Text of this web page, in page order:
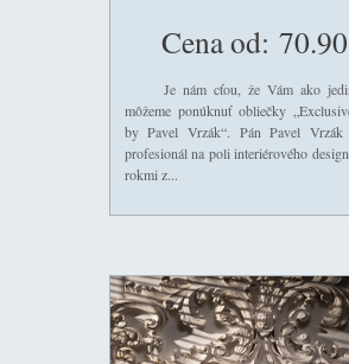
Cena od:
Je nám cťou, že Vám ako
môžeme ponúknuť obliečky
by Pavel Vrzák“. Pán Pavel
profesionál na poli interiérového
rokmi z...